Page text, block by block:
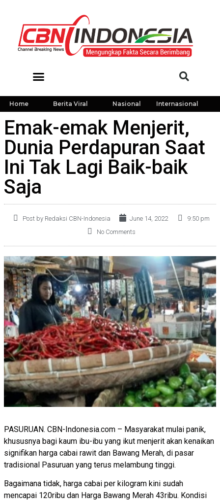
Home Berita Viral Nasional Internasional
Emak-emak Menjerit,
Dunia Perdapuran Saat
Ini Tak Lagi Baik-baik
Saja
Post by Redaksi CBN-Indonesia June 14, 2022
9:50 pm
No Comments
PASURUAN. CBN-Indonesia.com – Masyarakat mulai panik,
khususnya bagi kaum ibu-ibu yang ikut menjerit akan kenaikan
signifikan harga cabai rawit dan Bawang Merah, di pasar
tradisional Pasuruan yang terus melambung tinggi.
Bagaimana tidak, harga cabai per kilogram kini sudah
mencapai 120ribu dan Harga Bawang Merah 43ribu. Kondisi